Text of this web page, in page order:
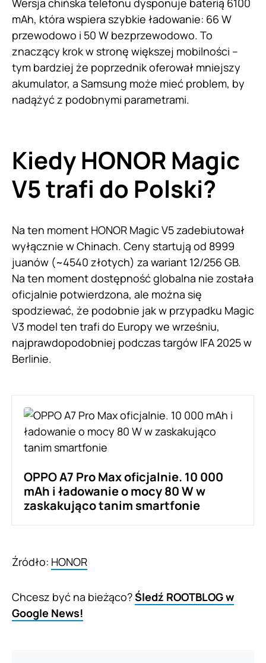
Wersja chińska telefonu dysponuje baterią 6100
mAh, która wspiera szybkie ładowanie: 66 W
przewodowo i 50 W bezprzewodowo. To
znaczący krok w stronę większej mobilności –
tym bardziej że poprzednik oferował mniejszy
akumulator, a Samsung może mieć problem, by
nadążyć z podobnymi parametrami.
Kiedy HONOR Magic
V5 trafi do Polski?
Na ten moment HONOR Magic V5 zadebiutował
wyłącznie w Chinach. Ceny startują od 8999
juanów (~4540 złotych) za wariant 12/256 GB.
Na ten moment dostępność globalna nie została
oficjalnie potwierdzona, ale można się
spodziewać, że podobnie jak w przypadku Magic
V3 model ten trafi do Europy we wrześniu,
najprawdopodobniej podczas targów IFA 2025 w
Berlinie.
OPPO A7 Pro Max oficjalnie. 10 000
mAh i ładowanie o mocy 80 W w
zaskakująco tanim smartfonie
Źródło: HONOR
Chcesz być na bieżąco?Śledź ROOTBLOG w
Google News!